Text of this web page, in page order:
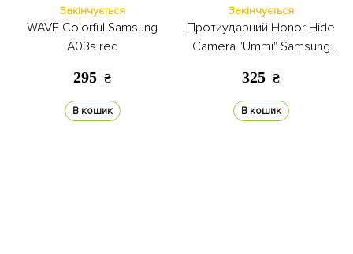
Закінчується
WAVE Colorful Samsung
A03s red
295 ₴
В кошик
Закінчується
Протиударний Honor Hide
Camera "Ummi" Samsung
325 ₴
В кошик